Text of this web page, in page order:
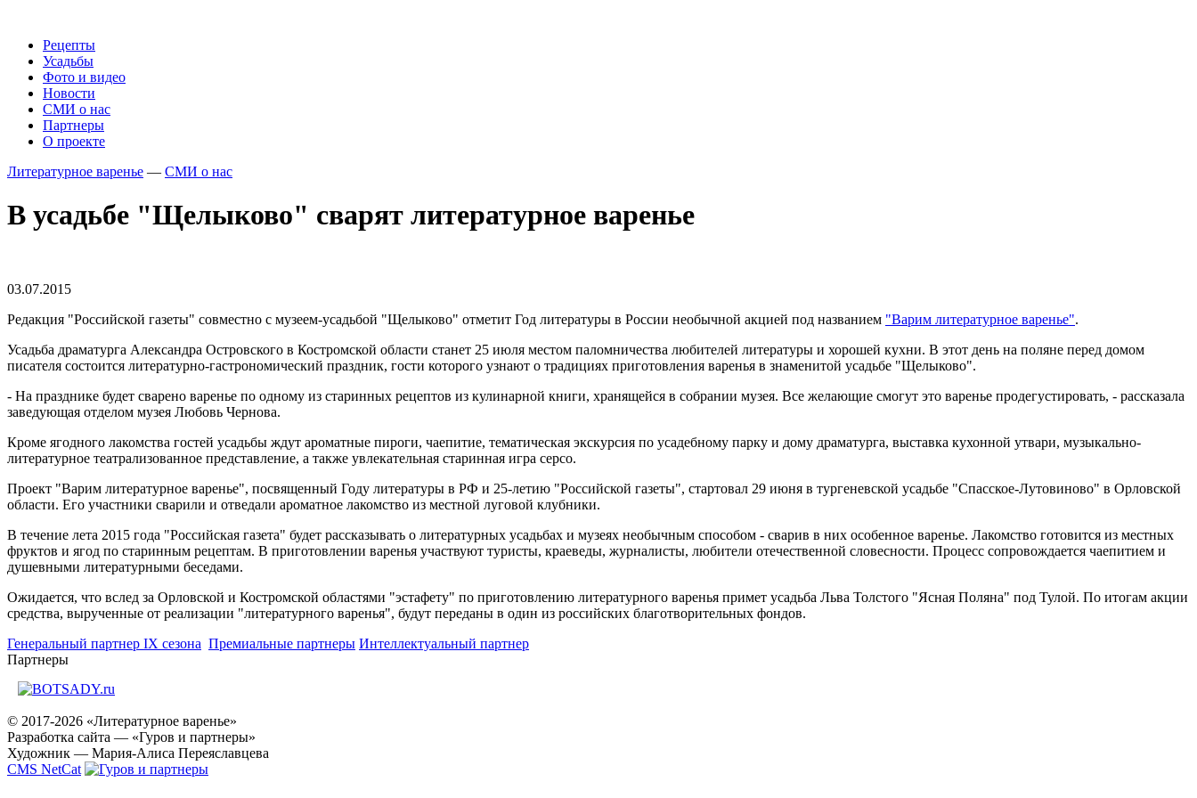
Рецепты
Усадьбы
Фото и видео
Новости
СМИ о нас
Партнеры
О проекте
Литературное варенье — СМИ о нас
В усадьбе "Щелыково" сварят литературное варенье
03.07.2015
Редакция "Российской газеты" совместно с музеем-усадьбой "Щелыково" отметит Год литературы в России необычной акцией под названием "Варим литературное варенье".
Усадьба драматурга Александра Островского в Костромской области станет 25 июля местом паломничества любителей литературы и хорошей кухни. В этот день на поляне перед домом
писателя состоится литературно-гастрономический праздник, гости которого узнают о традициях приготовления варенья в знаменитой усадьбе "Щелыково".
- На празднике будет сварено варенье по одному из старинных рецептов из кулинарной книги, хранящейся в собрании музея. Все желающие смогут это варенье продегустировать, - рассказала
заведующая отделом музея Любовь Чернова.
Кроме ягодного лакомства гостей усадьбы ждут ароматные пироги, чаепитие, тематическая экскурсия по усадебному парку и дому драматурга, выставка кухонной утвари, музыкально-
литературное театрализованное представление, а также увлекательная старинная игра серсо.
Проект "Варим литературное варенье", посвященный Году литературы в РФ и 25-летию "Российской газеты", стартовал 29 июня в тургеневской усадьбе "Спасское-Лутовиново" в Орловской
области. Его участники сварили и отведали ароматное лакомство из местной луговой клубники.
В течение лета 2015 года "Российская газета" будет рассказывать о литературных усадьбах и музеях необычным способом - сварив в них особенное варенье. Лакомство готовится из местных
фруктов и ягод по старинным рецептам. В приготовлении варенья участвуют туристы, краеведы, журналисты, любители отечественной словесности. Процесс сопровождается чаепитием и
душевными литературными беседами.
Ожидается, что вслед за Орловской и Костромской областями "эстафету" по приготовлению литературного варенья примет усадьба Льва Толстого "Ясная Поляна" под Тулой. По итогам акции
средства, вырученные от реализации "литературного варенья", будут переданы в один из российских благотворительных фондов.
Генеральный партнер IX сезона Премиальные партнеры Интеллектуальный партнер
Партнеры
© 2017-2026 «Литературное варенье»
Разработка сайта — «Гуров и партнеры»
Художник — Мария-Алиса Переяславцева
CMS NetCat